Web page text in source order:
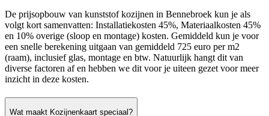
De prijsopbouw van kunststof kozijnen in Bennebroek kun je als
volgt kort samenvatten: Installatiekosten 45%, Materiaalkosten 45%
en 10% overige (sloop en montage) kosten. Gemiddeld kun je voor
een snelle berekening uitgaan van gemiddeld 725 euro per m2
(raam), inclusief glas, montage en btw. Natuurlijk hangt dit van
diverse factoren af en hebben we dit voor je uiteen gezet voor meer
inzicht in deze kosten.
Wat maakt Kozijnenkaart speciaal?